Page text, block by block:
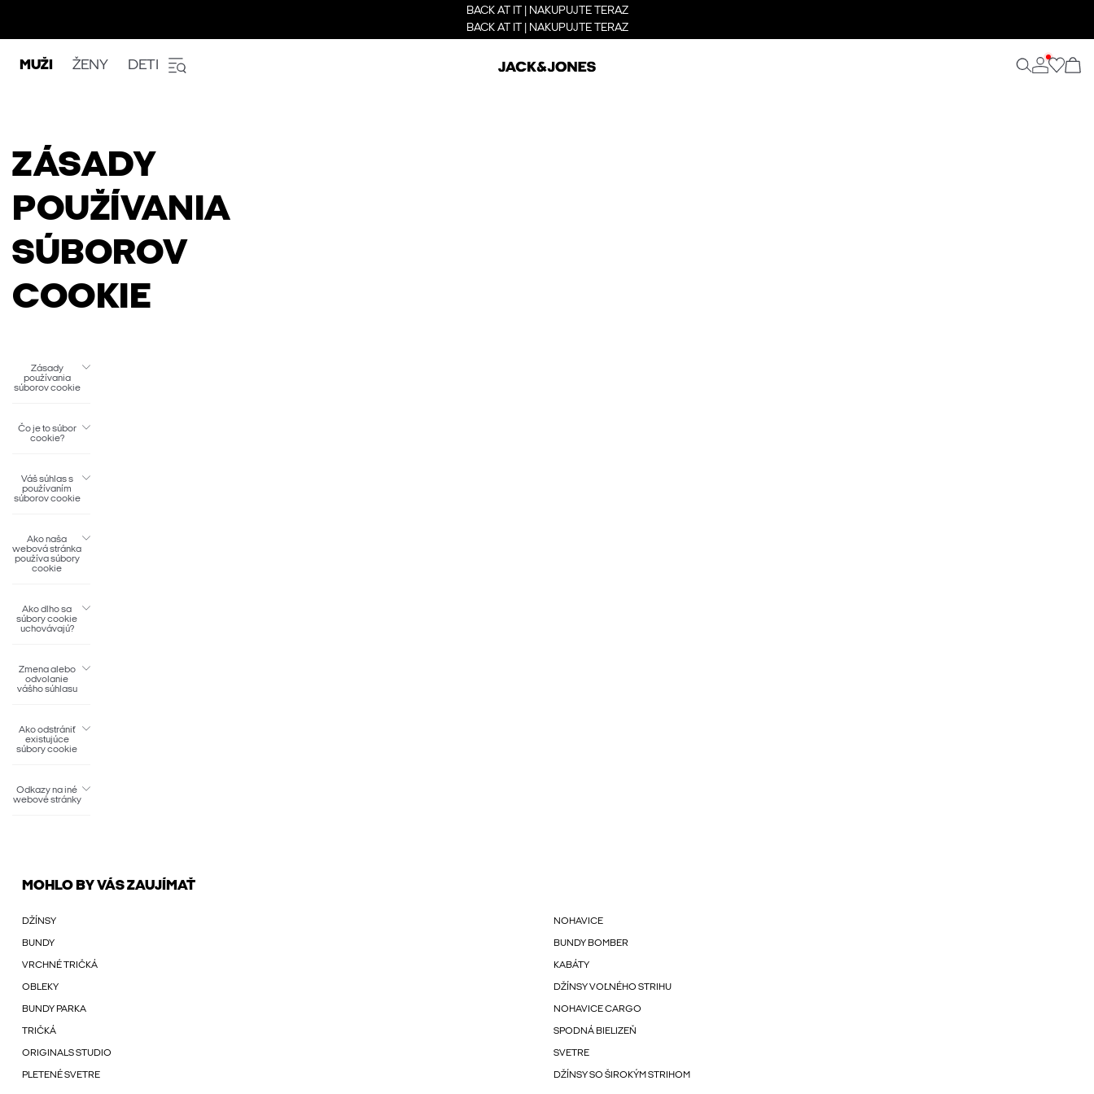
BACK AT IT | NAKUPUJTE TERAZ
BACK AT IT | NAKUPUJTE TERAZ
MUŽI ŽENY DETI
ZÁSADY
POUŽÍVANIA
SÚBOROV
COOKIE
Zásady
používania
súborov cookie
Čo je to súbor
cookie?
Váš súhlas s
používaním
súborov cookie
Ako naša
webová stránka
používa súbory
cookie
Ako dlho sa
súbory cookie
uchovávajú?
Zmena alebo
odvolanie
vášho súhlasu
Ako odstrániť
existujúce
súbory cookie
Odkazy na iné
webové stránky
MOHLO BY VÁS ZAUJÍMAŤ
DŽÍNSY NOHAVICE
BUNDY BUNDY BOMBER
VRCHNÉ TRIČKÁ KABÁTY
OBLEKY DŽÍNSY VOĽNÉHO STRIHU
BUNDY PARKA NOHAVICE CARGO
TRIČKÁ SPODNÁ BIELIZEŇ
ORIGINALS STUDIO SVETRE
PLETENÉ SVETRE DŽÍNSY SO ŠIROKÝM STRIHOM